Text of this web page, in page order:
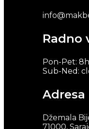
Radno
Pon-Pet:
Sub-Ned:
Adresa
Džemala
71000,